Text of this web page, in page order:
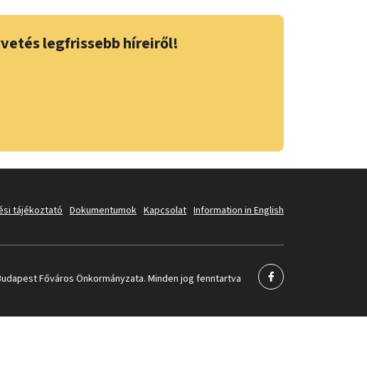
legfrissebb híreiről!
tájékoztató Dokumentumok Kapcsolat Information in English
Főváros Önkormányzata. Minden jog fenntartva